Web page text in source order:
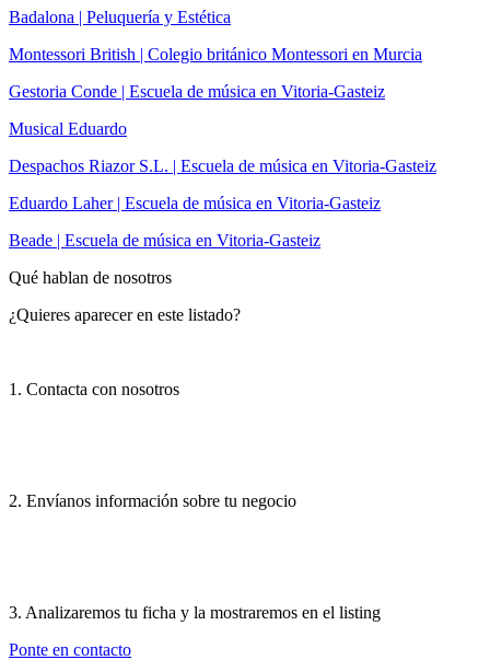
Badalona | Peluquería y Estética
Montessori British | Colegio británico Montessori en Murcia
Gestoria Conde | Escuela de música en Vitoria-Gasteiz
Musical Eduardo
Despachos Riazor S.L. | Escuela de música en Vitoria-Gasteiz
Eduardo Laher | Escuela de música en Vitoria-Gasteiz
Beade | Escuela de música en Vitoria-Gasteiz
Qué hablan de nosotros
¿Quieres aparecer en este listado?
1. Contacta con nosotros
2. Envíanos información sobre tu negocio
3. Analizaremos tu ficha y la mostraremos en el listing
Ponte en contacto